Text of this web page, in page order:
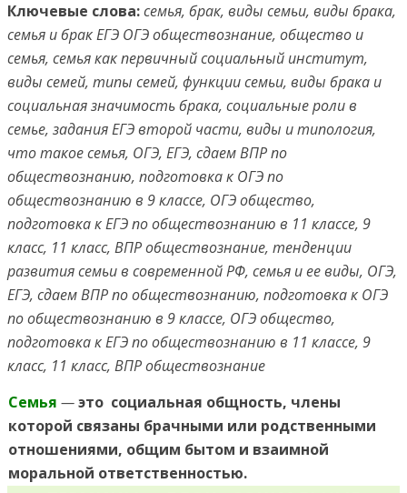
Ключевые слова:семья, брак, виды семьи, виды брака,
семья и брак ЕГЭ ОГЭ обществознание, общество и
семья, семья как первичный социальный институт,
виды семей, типы семей, функции семьи, виды брака и
социальная значимость брака, социальные роли в
семье, задания ЕГЭ второй части, виды и типология,
что такое семья, ОГЭ, ЕГЭ, сдаем ВПР по
обществознанию, подготовка к ОГЭ по
обществознанию в 9 классе, ОГЭ общество,
подготовка к ЕГЭ по обществознанию в 11 классе, 9
класс, 11 класс, ВПР обществознание, тенденции
развития семьи в современной РФ, семья и ее виды, ОГЭ,
ЕГЭ, сдаем ВПР по обществознанию, подготовка к ОГЭ
по обществознанию в 9 классе, ОГЭ общество,
подготовка к ЕГЭ по обществознанию в 11 классе, 9
класс, 11 класс, ВПР обществознание
Семья —это социальная общность, члены
которой связаны брачными или родственными
отношениями, общим бытом и взаимной
моральной ответственностью.